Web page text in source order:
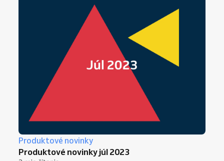
Produktové novinky
Produktové novinky júl 2023